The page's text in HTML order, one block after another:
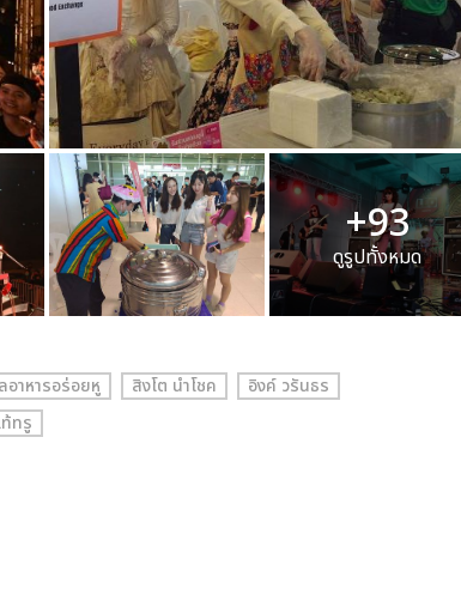
+93
ดูรูปทั้งหมด
อาหารอร่อยหู สิงโต นำโชค
อิงค์ วรันธร
ทรู